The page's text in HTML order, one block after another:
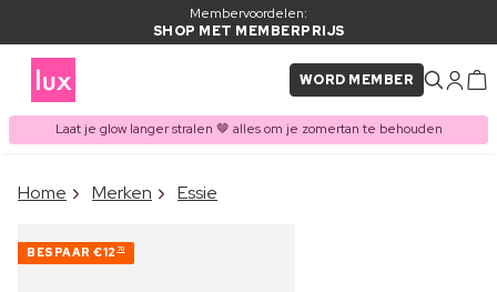
Membervoordelen:
SHOP MET MEMBERPRIJS
WORD MEMBER
Laat je glow langer stralen 🤎 alles om je zomertan te behouden
ITEM TOEGEVOEGD AAN
Home Merken Essie
BESPAAR €12 70